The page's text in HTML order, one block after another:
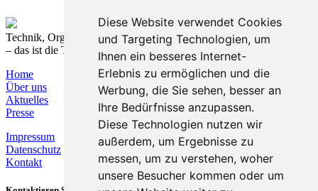
Diese Website verwendet Cookies
und Targeting Technologien, um
Ihnen ein besseres Internet-
Erlebnis zu ermöglichen und die
Werbung, die Sie sehen, besser an
Ihre Bedürfnisse anzupassen.
Diese Technologien nutzen wir
außerdem, um Ergebnisse zu
messen, um zu verstehen, woher
unsere Besucher kommen oder um
Technik, Organisation und Prozesse nachhaltig verbinden
– das ist die T&O Group.
Home
Über uns
Aktuelles
Presse
Impressum
Datenschutz
Kontakt